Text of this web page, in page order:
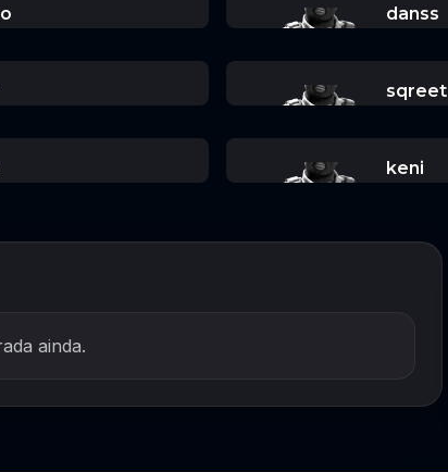
danss
sqreet
keni
ainda.